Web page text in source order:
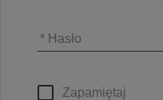
* Hasło
Zapamiętaj